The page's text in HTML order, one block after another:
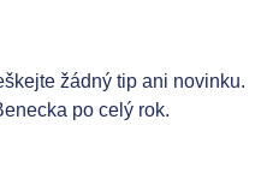
žádný tip ani novinku.
po celý rok.